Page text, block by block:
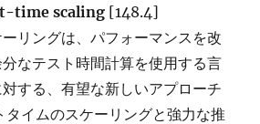
Benchmark
and
Insights
time scaling [148.4]
リングは、パフォーマンスを改
なテスト時間計算を使用する言
する、有望な新しいアプローチ
タイムのスケーリングと強力な推